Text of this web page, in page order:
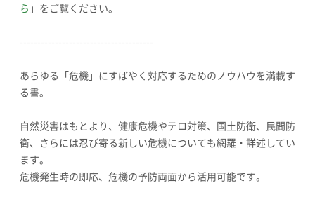
ら 」をご覧ください。
--------------------------------------
あらゆる「危機」にすばやく対応するためのノウハウを満載す
る書。
自然災害はもとより、健康危機やテロ対策、国土防衛、民間防
衛、さらには忍び寄る新しい危機についても網羅・詳述してい
ます。
危機発生時の即応、危機の予防両面から活用可能です。